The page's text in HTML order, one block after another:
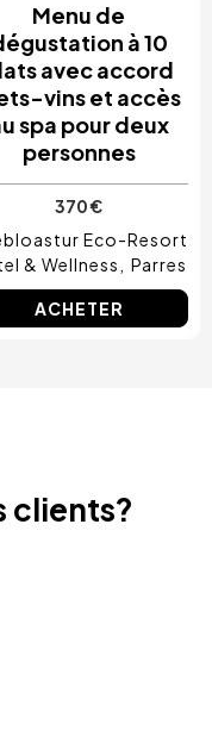
Menu de
à 10
avec accord
vins et accès
spa pour deux
personnes
370 €
Eco-Resort
& Wellness
Parres
ACHETER
clients?